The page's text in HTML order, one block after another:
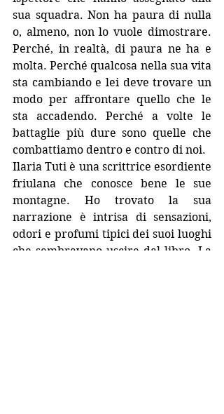
sua squadra. Non ha paura di nulla
o, almeno, non lo vuole dimostrare.
Perché, in realtà, di paura ne ha e
molta. Perché qualcosa nella sua vita
sta cambiando e lei deve trovare un
modo per affrontare quello che le
sta accadendo. Perché a volte le
battaglie più dure sono quelle che
combattiamo dentro e contro di noi.
Ilaria Tuti è una scrittrice esordiente
friulana che conosce bene le sue
montagne. Ho trovato la sua
narrazione è intrisa di sensazioni,
odori e profumi tipici dei suoi luoghi
che sembravano uscire dal libro. La